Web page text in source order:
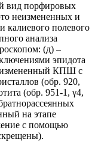
вид порфировых
неизмененных и
калиевого полевого
анализа
(д) –
эпидота
измененный КПШ с
(обр. 920,
(обр. 951-1, γ4,
на этапе
с помощью